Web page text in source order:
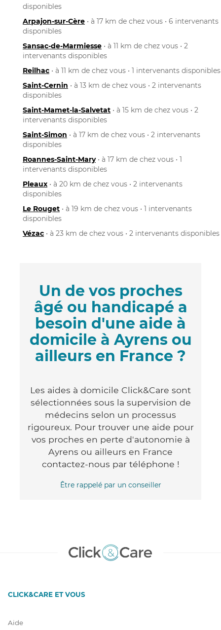
disponibles
Arpajon-sur-Cère • à 17 km de chez vous • 6 intervenants
disponibles
Sansac-de-Marmiesse • à 11 km de chez vous • 2
intervenants disponibles
Reilhac • à 11 km de chez vous • 1 intervenants disponibles
Saint-Cernin • à 13 km de chez vous • 2 intervenants
disponibles
Saint-Mamet-la-Salvetat • à 15 km de chez vous • 2
intervenants disponibles
Saint-Simon • à 17 km de chez vous • 2 intervenants
disponibles
Roannes-Saint-Mary• à 17 km de chez vous • 1
intervenants disponibles
Pleaux • à 20 km de chez vous • 2 intervenants
disponibles
Le Rouget • à 19 km de chez vous • 1 intervenants
disponibles
Vézac • à 23 km de chez vous • 2 intervenants disponibles
Un de vos proches
âgé ou handicapé a
besoin d'une aide à
domicile à Ayrens ou
ailleurs en France ?
Les aides à domicile Click&Care sont
sélectionnées sous la supervision de
médecins selon un processus
rigoureux. Pour trouver une aide pour
vos proches en perte d'autonomie à
Ayrens ou ailleurs en France
contactez-nous par téléphone !
Être rappelé par un conseiller
CLICK&CARE ET VOUS
Aide